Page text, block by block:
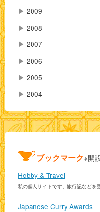
▶ 2009
▶ 2008
▶ 2007
▶ 2006
▶ 2005
▶ 2004
ブックマーク※開
Hobby & Travel
私の個人サイトです。旅行記などを更
Japanese Curry Awards